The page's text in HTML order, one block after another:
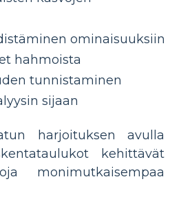
ominaisuuksiin
hahmoista
tunnistaminen
sijaan
harjoituksen avulla
kehittävät
monimutkaisempaa